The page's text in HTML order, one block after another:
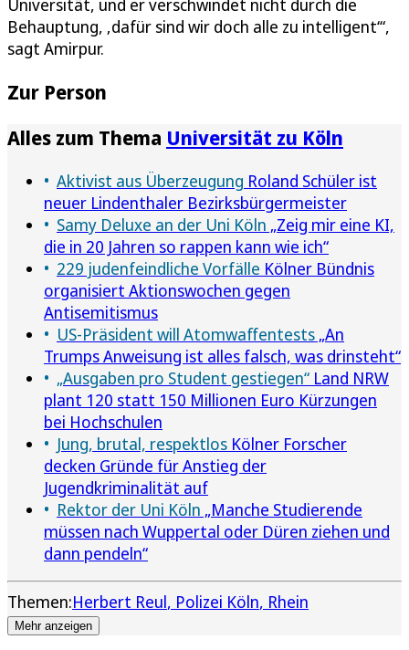
Universität, und er verschwindet nicht durch die
Behauptung, ‚dafür sind wir doch alle zu intelligent‘“,
sagt Amirpur.
Zur Person
Alles zum Thema Universität zu Köln
Aktivist aus Überzeugung Roland Schüler ist
neuer Lindenthaler Bezirksbürgermeister
Samy Deluxe an der Uni Köln „Zeig mir eine KI,
die in 20 Jahren so rappen kann wie ich“
229 judenfeindliche Vorfälle Kölner Bündnis
organisiert Aktionswochen gegen
Antisemitismus
US-Präsident will Atomwaffentests „An
Trumps Anweisung ist alles falsch, was drinsteht“
„Ausgaben pro Student gestiegen“ Land NRW
plant 120 statt 150 Millionen Euro Kürzungen
bei Hochschulen
Jung, brutal, respektlos Kölner Forscher
decken Gründe für Anstieg der
Jugendkriminalität auf
Rektor der Uni Köln „Manche Studierende
müssen nach Wuppertal oder Düren ziehen und
dann pendeln“
Themen:Herbert Reul Polizei Köln Rhein
Mehr anzeigen